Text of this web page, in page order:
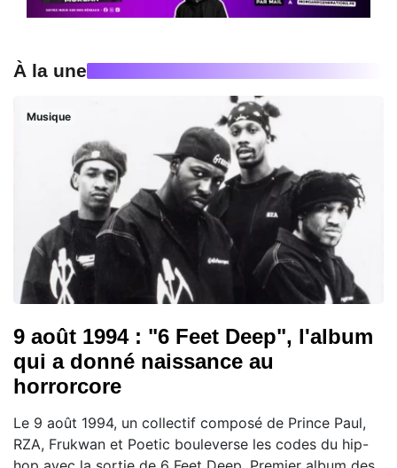
À la une
Musique
9 août 1994 : "6 Feet Deep", l'album
qui a donné naissance au
horrorcore
Le 9 août 1994, un collectif composé de Prince Paul,
RZA, Frukwan et Poetic bouleverse les codes du hip-